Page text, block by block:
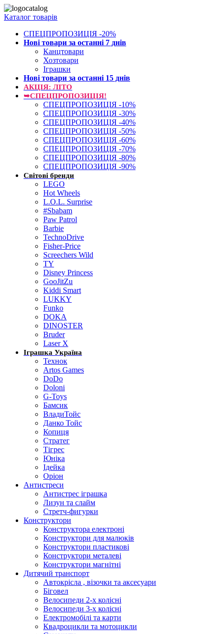
Каталог товарів
СПЕЦПРОПОЗИЦІЯ -20%
Нові товари за останнi 7 днiв
Канцтовари
Хозтовари
Іграшки
Нові товари за останнi 15 днiв
АКЦІЯ: ЛІТО
➥СПЕЦПРОПОЗИЦІЯ!
СПЕЦПРОПОЗИЦІЯ -10%
СПЕЦПРОПОЗИЦІЯ -30%
СПЕЦПРОПОЗИЦІЯ -40%
СПЕЦПРОПОЗИЦІЯ -50%
СПЕЦПРОПОЗИЦІЯ -60%
СПЕЦПРОПОЗИЦІЯ -70%
СПЕЦПРОПОЗИЦІЯ -80%
СПЕЦПРОПОЗИЦІЯ -90%
Світові бренди
LEGO
Hot Wheels
L.O.L. Surprise
#Sbabam
Paw Patrol
Barbie
TechnoDrive
Fisher-Price
Screechers Wild
TY
Disney Princess
GooJitZu
Kiddi Smart
LUKKY
Funko
DOKA
DINOSTER
Bruder
Laser X
Іграшка Україна
Технок
Artos Games
DoDo
Doloni
G-Toys
Бамсик
ВладиТойс
Данко Тойс
Копиця
Стратег
Тігрес
Юніка
Ідейка
Оріон
Антистреси
Антистрес іграшка
Лизун та слайм
Стретч-фигурки
Конструктори
Конструктора електроні
Конструктори для малюків
Конструктори пластикові
Конструктори металеві
Конструктори магнітні
Дитячий транспорт
Автокрісла , візочки та аксесуари
Біговел
Велосипеди 2-х колісні
Велосипеди 3-х колісні
Електромобілі та карти
Квадроцикли та мотоцикли